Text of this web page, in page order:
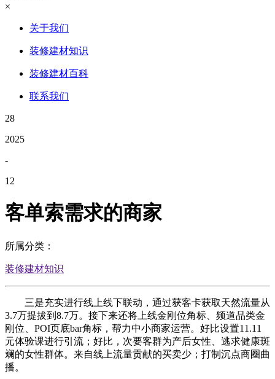
×
关于我们
装修建材知识
装修建材百科
联系我们
28
2025
-
12
客单索需求的商家
所属分类：
装修建材知识
三是充实进行线上线下联动，通过获客卡获取天然流量从
3.7万提拔到8.7万。接下来还将上线金刚位角标、频道品类金
刚位、POI页底bar角标，帮力中小商家运营。好比设置11.11
元体验课进行引流；好比，次要客群为产后女性、逃求健康斑
斓的女性群体。来自线上流量贡献的买卖少；打制沉点商圈曲
播。